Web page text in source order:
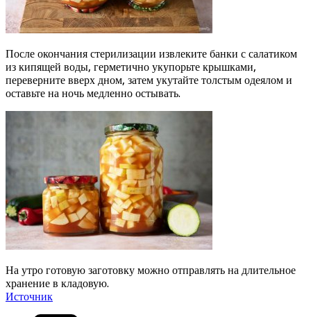
После окончания стерилизации извлеките банки с салатиком
из кипящей воды, герметично укупорьте крышками,
переверните вверх дном, затем укутайте толстым одеялом и
оставьте на ночь медленно остывать.
На утро готовую заготовку можно отправлять на длительное
хранение в кладовую.
Источник